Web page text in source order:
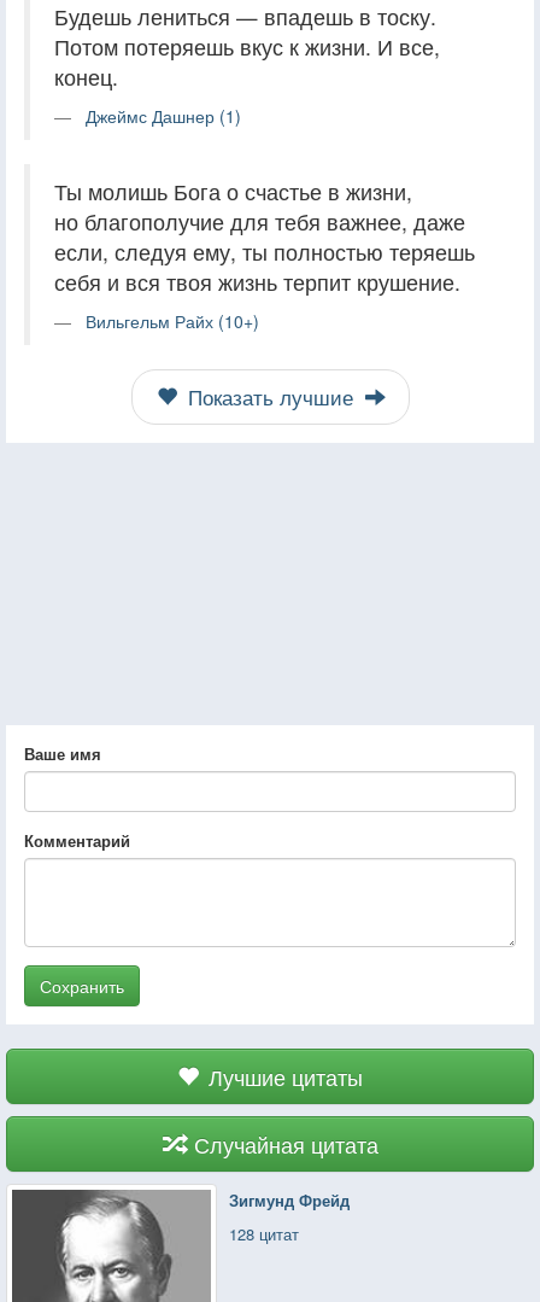
Будешь лениться — впадешь в тоску.
Потом потеряешь вкус к жизни. И все,
конец.
Джеймс Дашнер (1)
Ты молишь Бога о счастье в жизни,
но благополучие для тебя важнее, даже
если, следуя ему, ты полностью теряешь
себя и вся твоя жизнь терпит крушение.
Вильгельм Райх (10+)
Показать лучшие
Ваше имя
Комментарий
Сохранить
Лучшие цитаты
Случайная цитата
Зигмунд Фрейд
128 цитат